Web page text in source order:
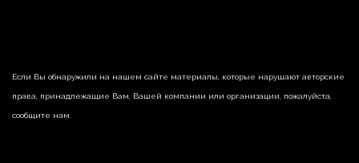
Если Вы обнаружили на нашем сайте материалы, которые нарушают авторские
права, принадлежащие Вам, Вашей компании или организации, пожалуйста,
сообщите нам.